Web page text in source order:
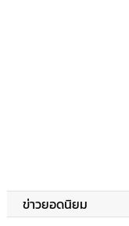
ข่าวยอดนิยม